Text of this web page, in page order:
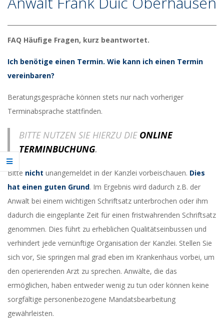
FAQ Häufige Fragen, kurz beantwortet.
Ich benötige einen Termin. Wie kann ich einen Termin
vereinbaren?
Beratungsgespräche können stets nur nach vorheriger
Terminabsprache stattfinden.
BITTE NUTZEN SIE HIERZU DIE ONLINE
TERMINBUCHUNG.
Bitte nicht unangemeldet in der Kanzlei vorbeischauen. Dies
hat einen guten Grund. Im Ergebnis wird dadurch z.B. der
Anwalt bei einem wichtigen Schriftsatz unterbrochen oder ihm
dadurch die eingeplante Zeit für einen fristwahrenden Schriftsatz
genommen. Dies führt zu erheblichen Qualitätseinbussen und
verhindert jede vernünftige Organisation der Kanzlei. Stellen Sie
sich vor, Sie springen mal grad eben im Krankenhaus vorbei, um
den operierenden Arzt zu sprechen. Anwälte, die das
ermöglichen, haben entweder wenig zu tun oder können keine
sorgfältige personenbezogene Mandatsbearbeitung
gewährleisten.